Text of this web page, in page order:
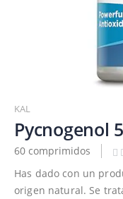
al
comienzo
de
la
galería
KAL
Pycnogenol
60 comprimidos
Has dado con un
origen natural. Se